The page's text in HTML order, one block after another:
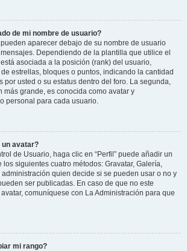
de mi nombre de usuario?
aparecer debajo de su nombre de usuario
Dependiendo de la plantilla que utilice el
asociada a la posición (rank) del usuario,
estrellas, bloques o puntos, indicando la cantidad
por usted o su estatus dentro del foro. La segunda,
más grande, es conocida como avatar y
personal para cada usuario.
un avatar?
de Usuario, haga clic en “Perfil” puede añadir un
siguientes cuatro métodos: Gravatar, Galería,
administración quien decide si se pueden usar o no y
ser publicadas. En caso de que no este
comuníquese con La Administración para que
mi rango?